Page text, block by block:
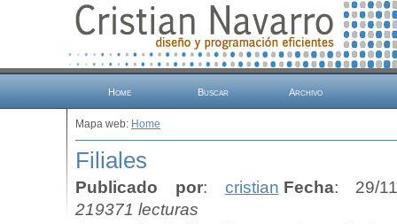
Home Buscar Archivo
Mapa web: Home
Filiales
Publicado por: cristian Fecha: 29/
219371 lecturas